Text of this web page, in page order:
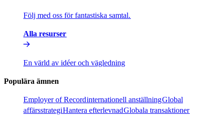
Följ med oss för fantastiska samtal.​​
Alla resurser​​
En värld av idéer och vägledning​​
Populära ämnen​​
Employer of Record​​internationell anställning​​Global
affärsstrategi​​Hantera efterlevnad​​Globala transaktioner​​